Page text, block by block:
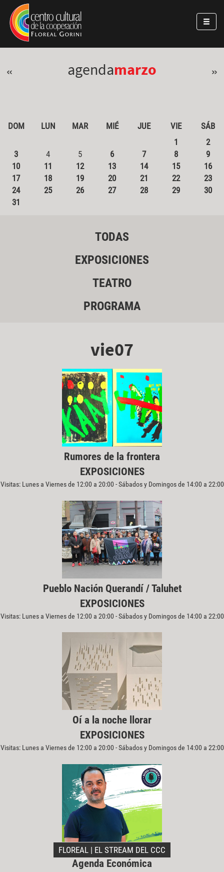
Pasar al contenido principal
Jump to main content
« agendamarzo »
DOM LUN MAR MIÉ JUE VIE
SÁB
1
2
3
4 5 6 7 8
9
10
11 12 13 14 15
16
17
18 19 20 21 22
23
24
25 26 27 28 29
30
31
TODAS
EXPOSICIONES
TEATRO
PROGRAMA
vie07
Rumores de la frontera
EXPOSICIONES
Visitas: Lunes a Viernes de 12:00 a 20:00 - Sábados y Domingos de 14:00 a 22:00
Pueblo Nación Querandí / Taluhet
EXPOSICIONES
Visitas: Lunes a Viernes de 12:00 a 20:00 - Sábados y Domingos de 14:00 a 22:00
Oí a la noche llorar
EXPOSICIONES
Visitas: Lunes a Viernes de 12:00 a 20:00 - Sábados y Domingos de 14:00 a 22:00
FLOREAL | EL STREAM DEL CCC
Agenda Económica